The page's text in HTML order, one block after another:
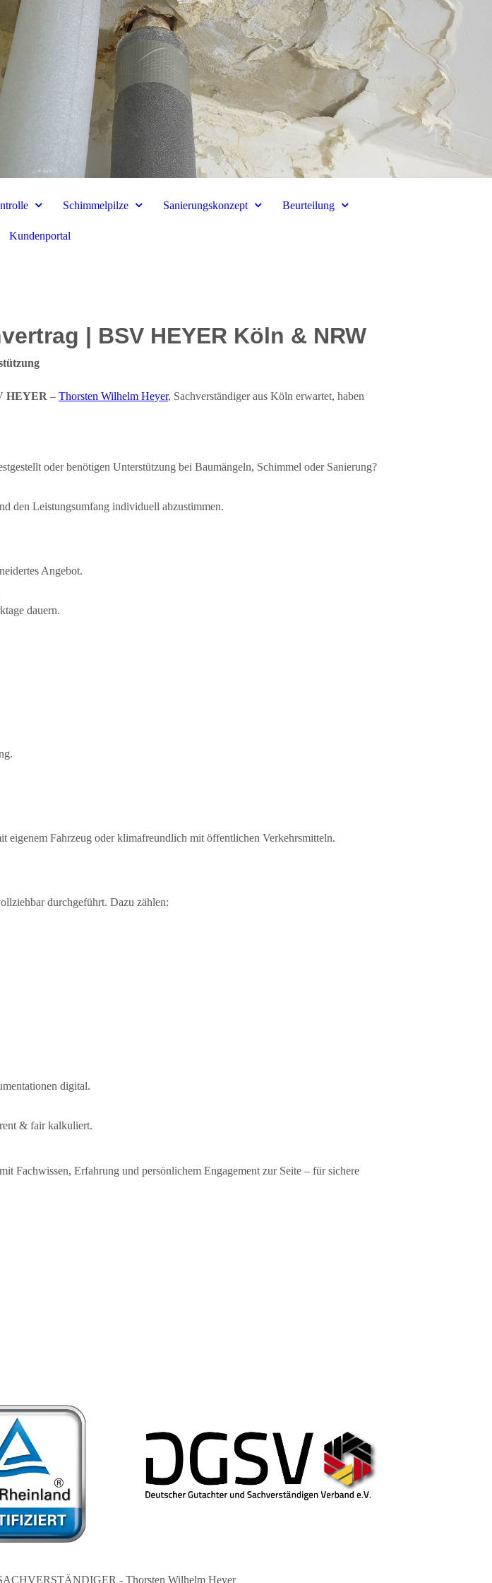
Schimmelpilze Sanierungskonzept Beurteilung
Kundenportal
| BSV HEYER Köln & NRW
HEYER – Thorsten Wilhelm Heyer, Sachverständiger aus Köln erwartet, haben
oder benötigen Unterstützung bei Baumängeln, Schimmel oder Sanierung?
den Leistungsumfang individuell abzustimmen.
Angebot.
dauern.
eigenem Fahrzeug oder klimafreundlich mit öffentlichen Verkehrsmitteln.
durchgeführt. Dazu zählen:
digital.
& fair kalkuliert.
Fachwissen, Erfahrung und persönlichem Engagement zur Seite – für sichere
- Thorsten Wilhelm Heyer